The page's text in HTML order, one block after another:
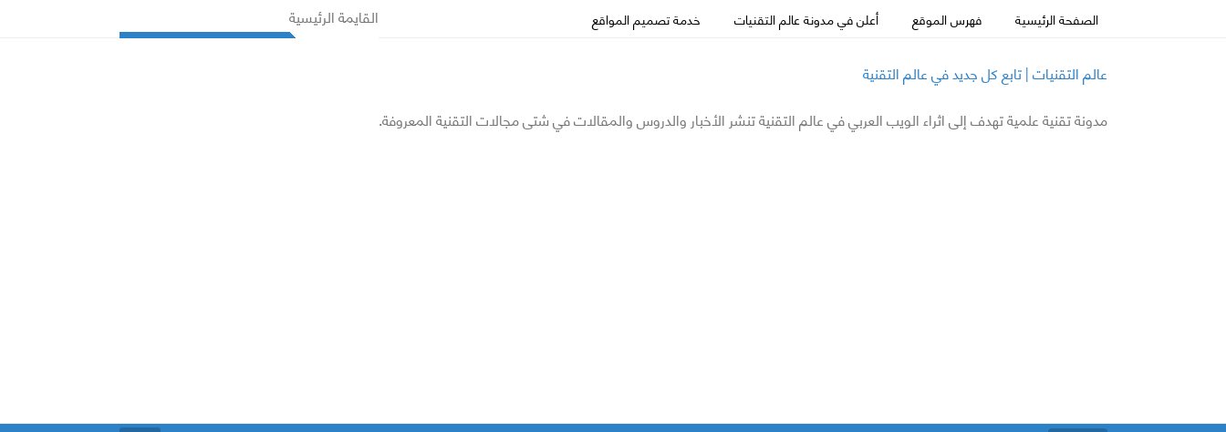
الصفحة الرئيسية فهرس الموقع أعلن في مدونة عالم التقنيات خدمة تصميم المواقع
القايمة الرئيسية
عالم التقنيات | تابع كل جديد في عالم التقنية
مدونة تقنية علمية تهدف إلى اثراء الويب العربي في عالم التقنية تنشر الأخبار والدروس والمقالات في شتى مجالات التقنية المعروفة.